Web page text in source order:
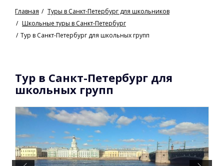
Главная
Туры в Санкт-Петербург для школьников
Школьные туры в Санкт-Петербург
Тур в Санкт-Петербург для школьных групп
Тур в Санкт-Петербург для
школьных групп